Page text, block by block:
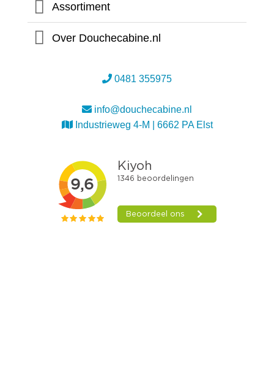
Assortiment
Over Douchecabine.nl
0481 355975
info@douchecabine.nl
Industrieweg 4-M | 6662 PA Elst